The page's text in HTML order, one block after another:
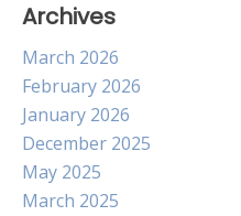
Archives
March 2026
February 2026
January 2026
December 2025
May 2025
March 2025